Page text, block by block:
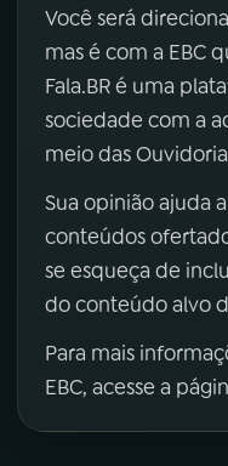
Você será
mas é com a EBC
Fala.BR é uma
sociedade com a
meio das
Sua opinião ajuda
conteúdos
se esqueça de
do conteúdo alvo
Para mais
EBC, acesse a